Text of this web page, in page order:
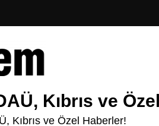
Kıbrıs ve
Kıbrıs ve Özel Haberler!